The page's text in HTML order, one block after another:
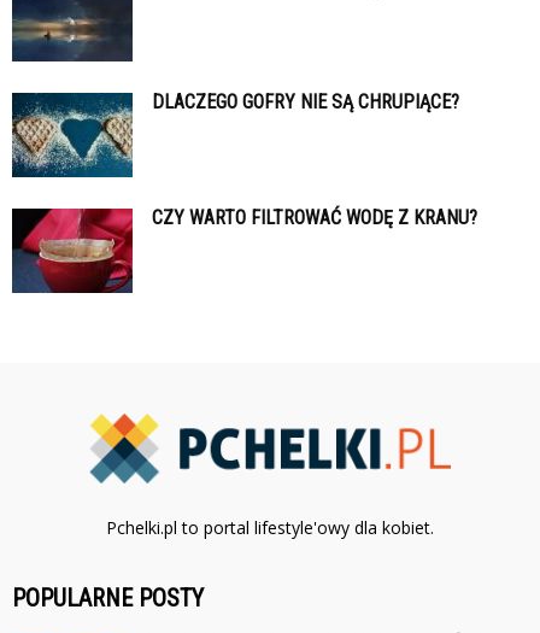
DLACZEGO GOFRY NIE SĄ CHRUPIĄCE?
CZY WARTO FILTROWAĆ WODĘ Z KRANU?
Pchelki.pl to portal lifestyle'owy dla kobiet.
POPULARNE POSTY